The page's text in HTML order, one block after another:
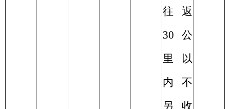
往返
30 公
里以
内不
另收